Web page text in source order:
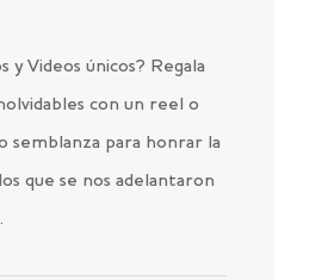
y Videos únicos? Regala
con un reel o
semblanza para honrar la
que se nos adelantaron